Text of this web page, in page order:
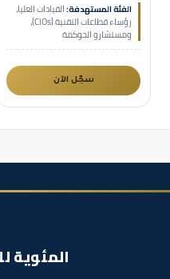
الفئة المستهدفة:القيادات العليا،
رؤساء قطاعات التقنية (CIOs)،
ومستشارو الحوكمة
سجّل الآن
المئوية